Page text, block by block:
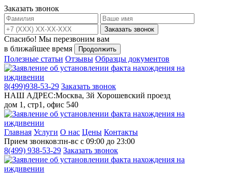
Заказать звонок
Заказать звонок
Спасибо! Мы перезвоним вам
в ближайшее время
Продолжить
Полезные статьи Отзывы Образцы документов
8(499)938-53-29 Заказать звонок
НАШ АДРЕС:Москва, 3й Хорошевский проезд
дом 1, стр1, офис 540
Главная Услуги О нас Цены Контакты
Прием звонков:пн-вс с 09:00 до 23:00
8(499) 938-53-29 Заказать звонок